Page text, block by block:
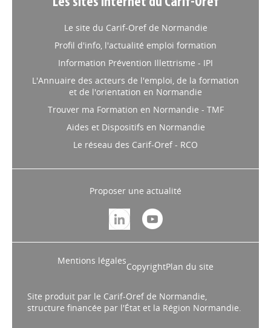
Le site du Carif-Oref de Normandie
Profil d'info, l'actualité emploi formation
Information Prévention Illettrisme - IPI
L'Annuaire des acteurs de l'emploi, de la formation
et de l'orientation en Normandie
Trouver ma Formation en Normandie - TMF
Aides et Dispositifs en Normandie
Le réseau des Carif-Oref - RCO
Proposer une actualité
Mentions légales
CopyrightPlan du site
Site produit par le Carif-Oref de Normandie,
structure financée par l'État et la Région Normandie.